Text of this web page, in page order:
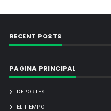
RECENT POSTS
PAGINA PRINCIPAL
DEPORTES
EL TIEMPO